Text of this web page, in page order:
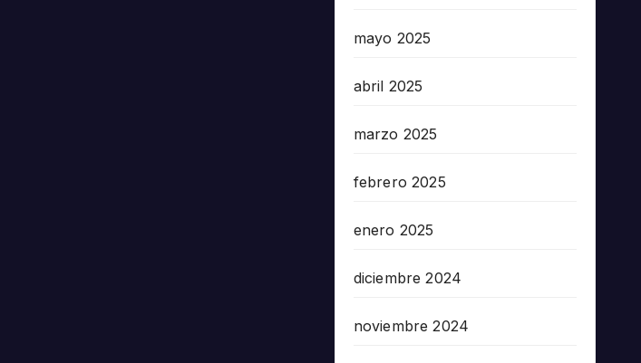
mayo 2025
abril 2025
marzo 2025
febrero 2025
enero 2025
diciembre 2024
noviembre 2024